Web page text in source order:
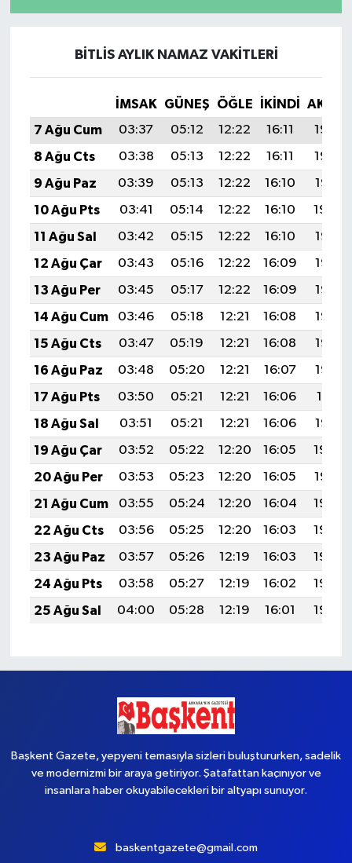
BITLIS AYLIK NAMAZ VAKITLERI
İMSAK GÜNEŞ ÖĞLE İKINDI
7 Ağu Cum
03:37 05:12 12:22 16:11
19:23
8 Ağu Cts
03:38 05:13 12:22 16:11
19:22
9 Ağu Paz
03:39 05:13 12:22 16:10
19:21
10 Ağu Pts
03:41 05:14 12:22 16:10
19:20
11 Ağu Sal
03:42 05:15 12:22 16:10
19:19
12 Ağu Çar
03:43 05:16 12:22 16:09
19:17
13 Ağu Per
03:45 05:17 12:22 16:09
19:16
14 Ağu Cum
03:46 05:18 12:21 16:08
19:15
15 Ağu Cts
03:47 05:19 12:21 16:08
19:14
16 Ağu Paz
03:48 05:20 12:21 16:07
19:12
17 Ağu Pts
03:50 05:21 12:21 16:06
19:11
18 Ağu Sal
03:51 05:21 12:21 16:06
19:10
19 Ağu Çar
03:52 05:22 12:20 16:05
19:08
20 Ağu Per
03:53 05:23 12:20 16:05
19:07
21 Ağu Cum
03:55 05:24 12:20 16:04
19:06
22 Ağu Cts
03:56 05:25 12:20 16:03
19:04
23 Ağu Paz
03:57 05:26 12:19 16:03
19:03
24 Ağu Pts
03:58 05:27 12:19 16:02
19:02
25 Ağu Sal
04:00 05:28 12:19 16:01 19:00
Başkent Gazete, yepyeni temasıyla sizleri buluştururken, sadelik
ve modernizmi bir araya getiriyor. Şatafattan kaçınıyor ve
insanlara haber okuyabilecekleri bir altyapı sunuyor.
baskentgazete@gmail.com